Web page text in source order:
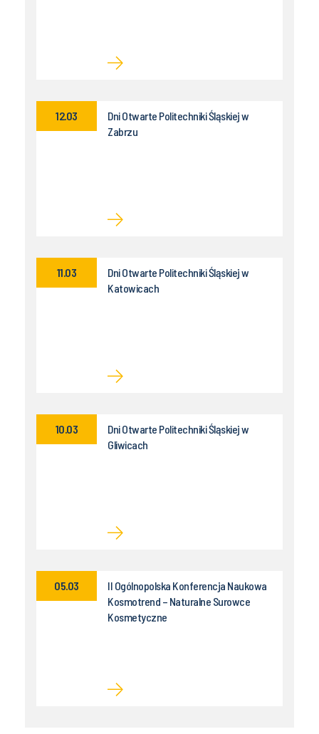
Dni Otwarte Politechniki Śląskiej w
Zabrzu
12.03
Dni Otwarte Politechniki Śląskiej w
Katowicach
11.03
Dni Otwarte Politechniki Śląskiej w
Gliwicach
10.03
II Ogólnopolska Konferencja Naukowa
Kosmotrend – Naturalne Surowce
Kosmetyczne
05.03